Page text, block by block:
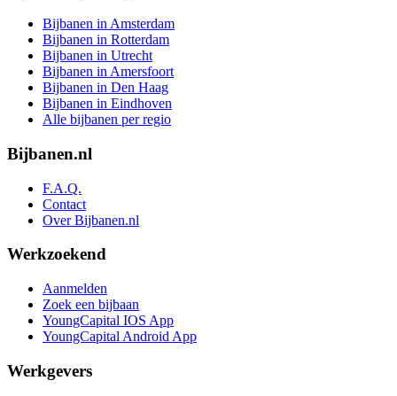
Bijbanen in Amsterdam
Bijbanen in Rotterdam
Bijbanen in Utrecht
Bijbanen in Amersfoort
Bijbanen in Den Haag
Bijbanen in Eindhoven
Alle bijbanen per regio
Bijbanen.nl
F.A.Q.
Contact
Over Bijbanen.nl
Werkzoekend
Aanmelden
Zoek een bijbaan
YoungCapital IOS App
YoungCapital Android App
Werkgevers